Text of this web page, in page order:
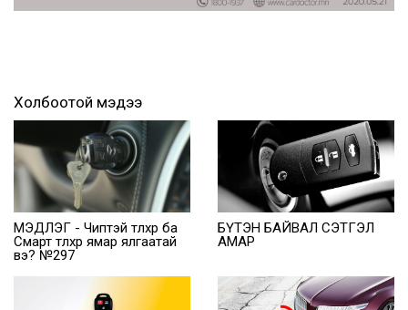
Холбоотой мэдээ
МЭДЛЭГ - Чиптэй түлхүүр ба
Смарт түлхүүр ямар ялгаатай
вэ? №297
БҮТЭН БАЙВАЛ СЭТГЭЛ
АМАР